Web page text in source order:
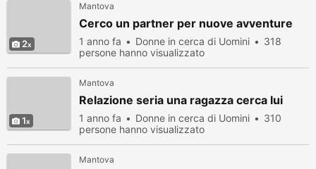
2
Mantova
Cerco un partner per nuove avventure
1 anno fa Donne in cerca di Uomini
318
persone hanno visualizzato
1
Mantova
Relazione seria una ragazza cerca lui
1 anno fa Donne in cerca di Uomini
310
persone hanno visualizzato
Mantova